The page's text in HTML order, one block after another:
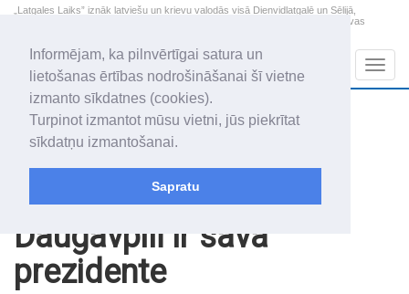
Informējam, ka pilnvērtīgai satura un
lietošanas ērtības nodrošināšanai šī vietne
izmanto sīkdatnes (cookies).
Turpinot izmantot mūsu vietni, jūs piekrītat
sīkdatņu izmantošanai.
Sapratu
„Latgales Laiks” iznāk latviešu un krievu valodās visā Dienvidlatgalē un Sēlijā,
„Latgales Laiks” latviešu valodā aptver Daugavpils valstspilsētu, Augšdaugavas
2026. gada 8. augusts
Sestdiena
Mudīte, Vladislava, Vladislavs
+17.5
Daugavpilī ir sava
prezidente